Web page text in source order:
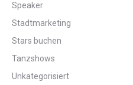
Speaker
Stadtmarketing
Stars buchen
Tanzshows
Unkategorisiert